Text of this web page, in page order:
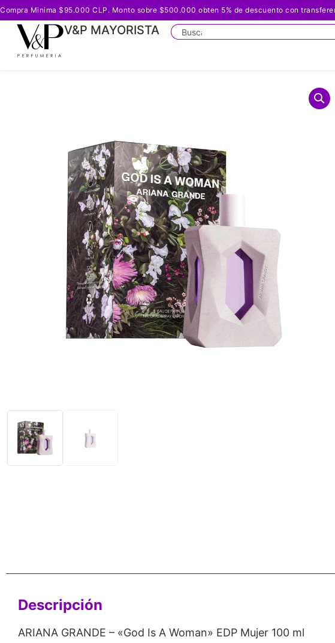
Compra Minima $95.000 CLP. Monto sobre $500.000 obten 5% de descuento con
V&P MAYORISTA
Descripción
ARIANA GRANDE – «God Is A Woman» EDP Mujer 100 ml